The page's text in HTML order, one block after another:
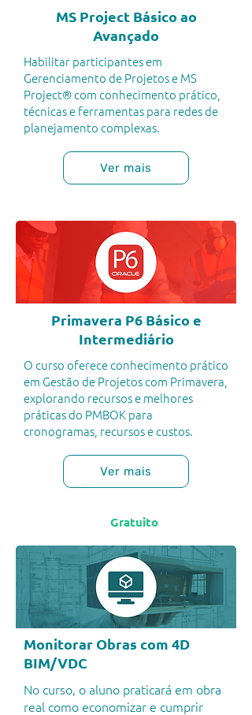
MS Project Básico ao
Avançado
Habilitar participantes em
Gerenciamento de Projetos e MS
Project® com conhecimento prático,
técnicas e ferramentas para redes de
planejamento complexas.
Ver mais
Primavera P6 Básico e
Intermediário
O curso oferece conhecimento prático
em Gestão de Projetos com Primavera,
explorando recursos e melhores
práticas do PMBOK para
cronogramas, recursos e custos.
Ver mais
Gratuito
Monitorar Obras com 4D
BIM/VDC
No curso, o aluno praticará em obra
real como economizar e cumprir